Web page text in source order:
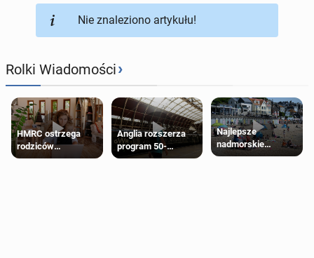
Nie znaleziono artykułu!
Rolki Wiadomości›
HMRC ostrzega
rodziców
pobierających Child
Anglia rozszerza
program 50-
procentowych
Najlepsze
nadmorskie
miasteczko blisko